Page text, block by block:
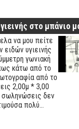
στο μπάνιο
να μου πείτε
ειδών υγιεινής
γωνιακή
κάτω από το
από το
2,00μ * 3,00
σωληνώσεις δεν
πολύ…